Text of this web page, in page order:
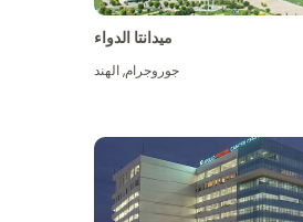
ميدانتا الدواء
جوروجرام,الهند